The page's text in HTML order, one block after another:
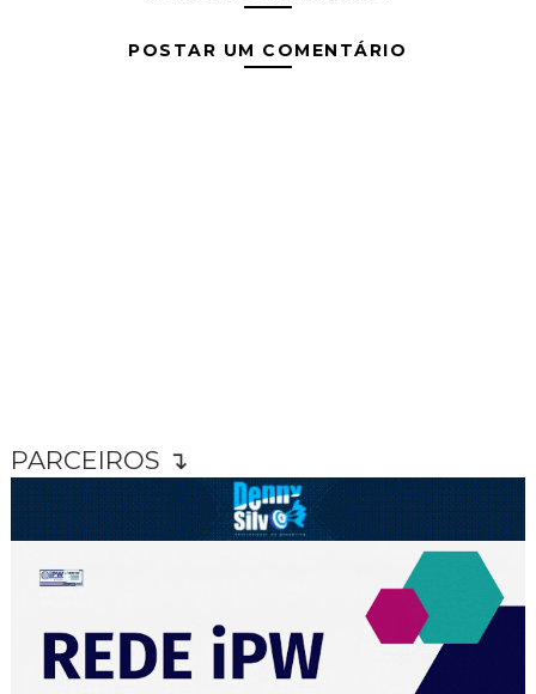
POSTAR UM COMENTÁRIO
PARCEIROS ↴